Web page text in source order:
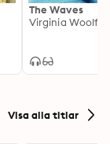
The Waves
Virginia Woolf
Visa alla titlar